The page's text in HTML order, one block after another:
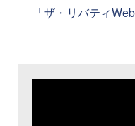
「ザ・リバティ